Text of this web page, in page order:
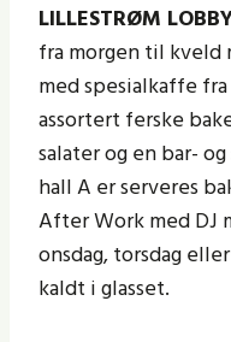
LILLESTRØM
fra morgen til kveld
med spesialkaffe
assortert ferske
salater og en bar-
hall A er serveres
After Work med DJ
onsdag, torsdag
kaldt i glasset.